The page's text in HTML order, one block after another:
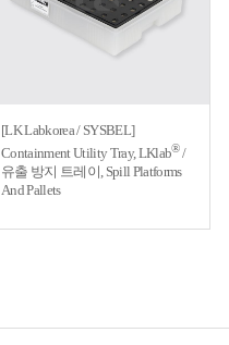
[LK Labkorea / SYSBEL]
Containment Utility Tray, LKlab®/
유출 방지 트레이, Spill Platforms
And Pallets